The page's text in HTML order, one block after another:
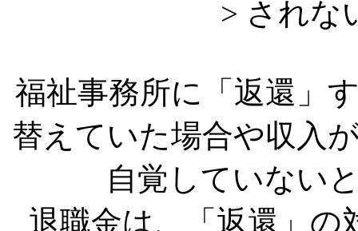
> されな
福祉事務所に「返還」
替えていた場合や収入
自覚していない
退職金は、「返還」